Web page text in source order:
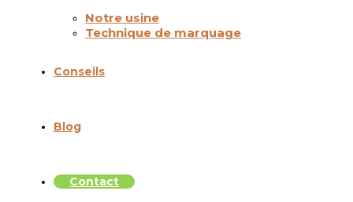
Notre usine
Technique de marquage
Conseils
Blog
Contact